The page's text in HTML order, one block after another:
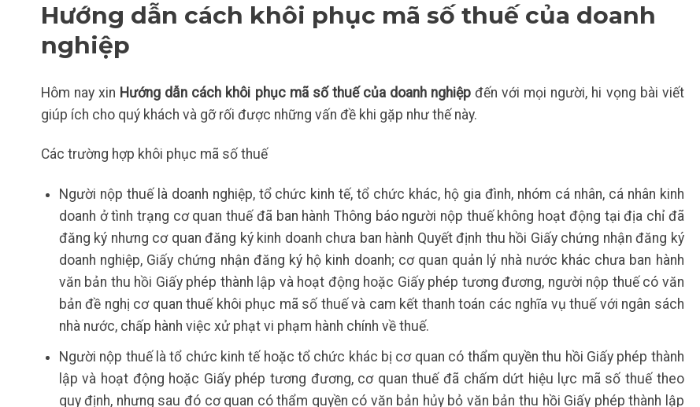
Hướng dẫn cách khôi phục mã số thuế của doanh
nghiệp
Hôm nay xin Hướng dẫn cách khôi phục mã số thuế của doanh nghiệp đến với mọi người, hi vọng bài viết
giúp ích cho quý khách và gỡ rối được những vấn đề khi gặp như thế này.
Các trường hợp khôi phục mã số thuế
Người nộp thuế là doanh nghiệp, tổ chức kinh tế, tổ chức khác, hộ gia đình, nhóm cá nhân, cá nhân kinh
doanh ở tình trạng cơ quan thuế đã ban hành Thông báo người nộp thuế không hoạt động tại địa chỉ đã
đăng ký nhưng cơ quan đăng ký kinh doanh chưa ban hành Quyết định thu hồi Giấy chứng nhận đăng ký
doanh nghiệp, Giấy chứng nhận đăng ký hộ kinh doanh; cơ quan quản lý nhà nước khác chưa ban hành
văn bản thu hồi Giấy phép thành lập và hoạt động hoặc Giấy phép tương đương, người nộp thuế có văn
bản đề nghị cơ quan thuế khôi phục mã số thuế và cam kết thanh toán các nghĩa vụ thuế với ngân sách
nhà nước, chấp hành việc xử phạt vi phạm hành chính về thuế.
Người nộp thuế là tổ chức kinh tế hoặc tổ chức khác bị cơ quan có thẩm quyền thu hồi Giấy phép thành
lập và hoạt động hoặc Giấy phép tương đương, cơ quan thuế đã chấm dứt hiệu lực mã số thuế theo
quy định, nhưng sau đó cơ quan có thẩm quyền có văn bản hủy bỏ văn bản thu hồi Giấy phép thành lập